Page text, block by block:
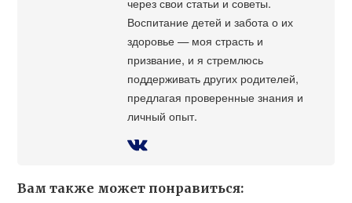
Воспитание детей и забота о их
здоровье — моя страсть и
призвание, и я стремлюсь
поддерживать других родителей,
предлагая проверенные знания и
личный опыт.
Вам также может понравиться: